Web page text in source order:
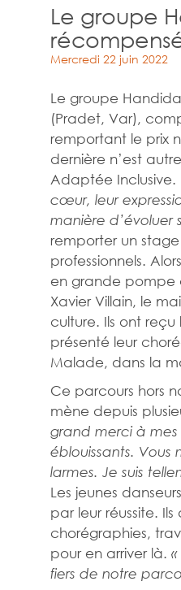
Le groupe
Mercredi 22 juin 2022
Le groupe
(Pradet, Var),
remportant le prix
dernière n’est
Adaptée Inclusive.
cœur, leur
manière d’évoluer
remporter un
professionnels.
en grande pompe
Xavier Villain, le
culture. Ils ont
présenté leur
Malade, dans la
Ce parcours hors
mène depuis
grand merci à mes
éblouissants. Vous
larmes. Je suis
Les jeunes
par leur réussite.
chorégraphies,
pour en arriver là.
fiers de notre